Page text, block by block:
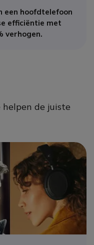
een hoofdtelefoon
efficiëntie met
verhogen.
de juiste